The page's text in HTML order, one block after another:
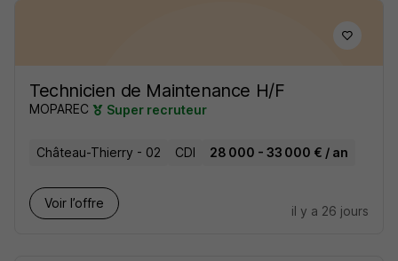
Technicien de Maintenance H/F
MOPAREC Super recruteur
Château-Thierry - 02 CDI 28 000 - 33 000 € / an
Voir l’offre
il y a 26 jours